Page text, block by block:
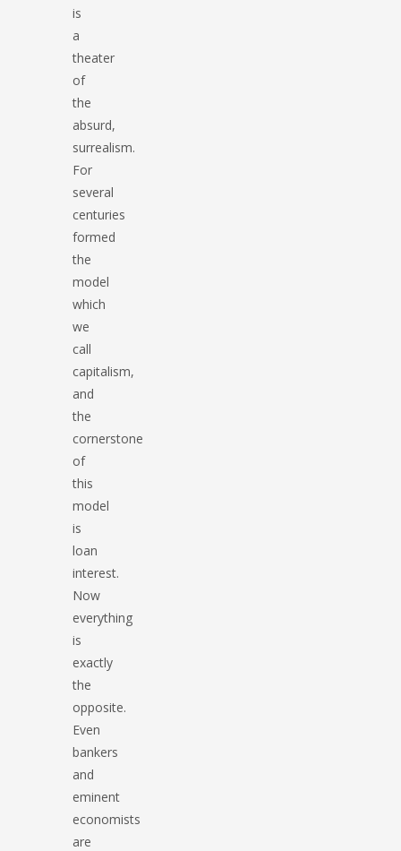
is
a
theater
of
the
absurd,
surrealism.
For
several
centuries
formed
the
model
which
we
call
capitalism,
and
the
cornerstone
of
this
model
is
loan
interest.
Now
everything
is
exactly
the
opposite.
Even
bankers
and
eminent
economists
are